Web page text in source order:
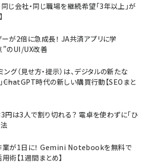
じ会社・同じ職場を継続希望「3年以上」が
ーが2倍に急成長！ JA共済アプリに学
”のUI/UX改善
グ（見せ方・提示）は、デジタルの新たな
――ChatGPT時代の新しい購買行動【SEOまと
円は3人で割り切れる？ 電卓を使わずに「ひ
業が1日に！ Gemini Notebookを無料で
術【1週間まとめ】